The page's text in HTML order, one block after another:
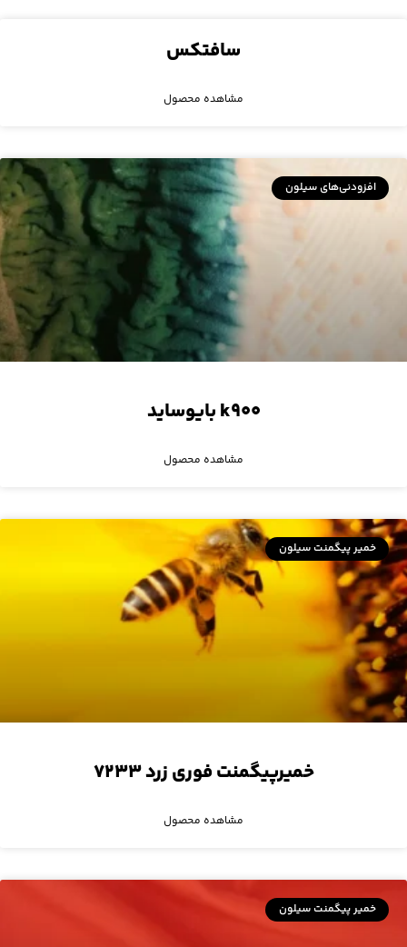
سافتکس
مشاهده محصول
افزودنی‌های سیلون
k۹۰۰ بایوساید
مشاهده محصول
خمیر پیگمنت سیلون
خمیرپیگمنت فوری زرد ۷۲۳۳
مشاهده محصول
خمیر پیگمنت سیلون